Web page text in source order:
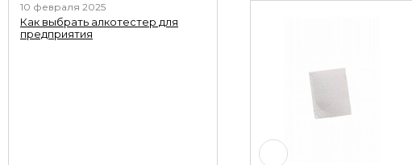
10 февраля 2025
Как выбрать алкотестер для
предприятия